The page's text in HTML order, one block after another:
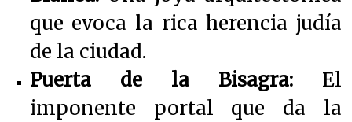
que evoca la rica herencia judía
de la ciudad.
Puerta de la Bisagra:El
imponente portal que da la